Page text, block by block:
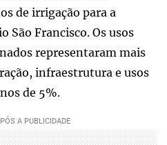
de irrigação para a
São Francisco. Os usos
representaram mais
infraestrutura e usos
de 5%.